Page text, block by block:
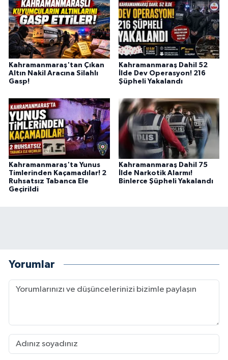
Kahramanmaraş'tan Çıkan
Altın Nakil Aracına Silahlı
Gasp!
Kahramanmaraş Dahil 52
İlde Dev Operasyon! 216
Şüpheli Yakalandı
Kahramanmaraş'ta Yunus
Timlerinden Kaçamadılar! 2
Ruhsatsız Tabanca Ele
Geçirildi
Kahramanmaraş Dahil 75
İlde Narkotik Alarmı!
Binlerce Şüpheli Yakalandı
Yorumlar
BİLİM VE TEKNOLOJİ
YARIŞMALAR
TANITIM